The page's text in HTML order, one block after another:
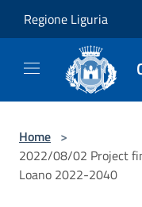
Regione Liguria
Home >
2022/08/02 Project
Loano 2022-2040